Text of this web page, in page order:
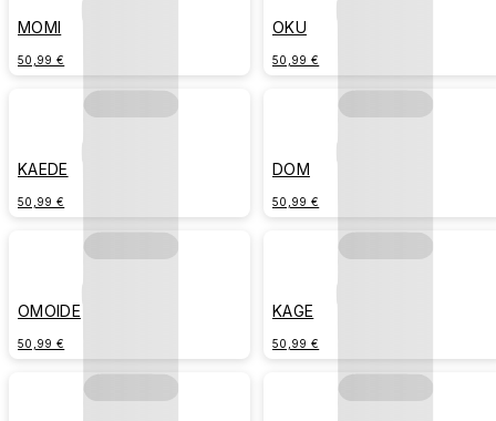
MOMI
50,99 €
OKU
50,99 €
KAEDE
50,99 €
DOM
50,99 €
OMOIDE
50,99 €
KAGE
50,99 €